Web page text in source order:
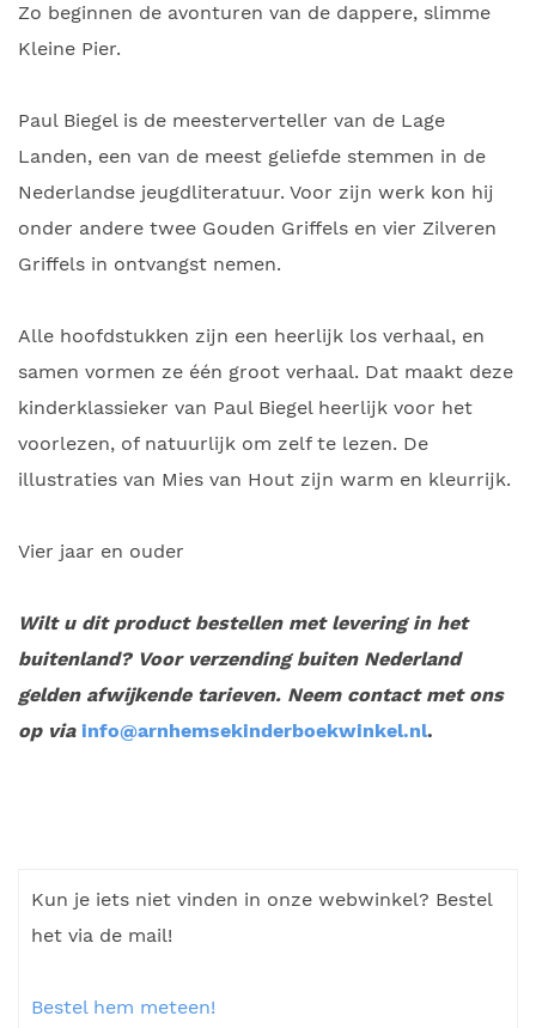
Zo beginnen de avonturen van de dappere, slimme
Kleine Pier.
Paul Biegel is de meesterverteller van de Lage
Landen, een van de meest geliefde stemmen in de
Nederlandse jeugdliteratuur. Voor zijn werk kon hij
onder andere twee Gouden Griffels en vier Zilveren
Griffels in ontvangst nemen.
Alle hoofdstukken zijn een heerlijk los verhaal, en
samen vormen ze één groot verhaal. Dat maakt deze
kinderklassieker van Paul Biegel heerlijk voor het
voorlezen, of natuurlijk om zelf te lezen. De
illustraties van Mies van Hout zijn warm en kleurrijk.
Vier jaar en ouder
Wilt u dit product bestellen met levering in het
buitenland? Voor verzending buiten Nederland
gelden afwijkende tarieven. Neem contact met ons
op via info@arnhemsekinderboekwinkel.nl.
Kun je iets niet vinden in onze webwinkel? Bestel
het via de mail!
Bestel hem meteen!